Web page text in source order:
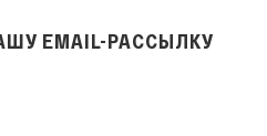
EMAIL-РАССЫЛКУ